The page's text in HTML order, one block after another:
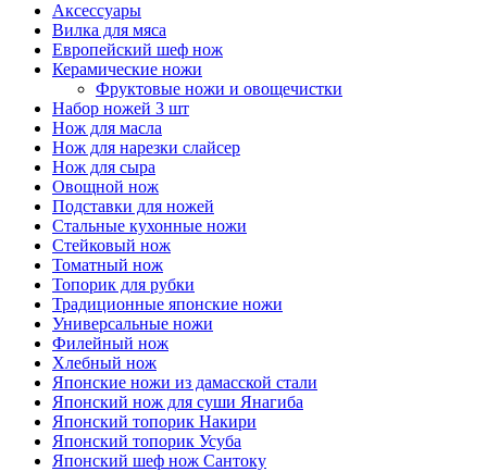
Аксессуары
Вилка для мяса
Европейский шеф нож
Керамические ножи
Фруктовые ножи и овощечистки
Набор ножей 3 шт
Нож для масла
Нож для нарезки слайсер
Нож для сыра
Овощной нож
Подставки для ножей
Стальные кухонные ножи
Стейковый нож
Томатный нож
Топорик для рубки
Традиционные японские ножи
Универсальные ножи
Филейный нож
Хлебный нож
Японские ножи из дамасской стали
Японский нож для суши Янагиба
Японский топорик Накири
Японский топорик Усуба
Японский шеф нож Сантоку